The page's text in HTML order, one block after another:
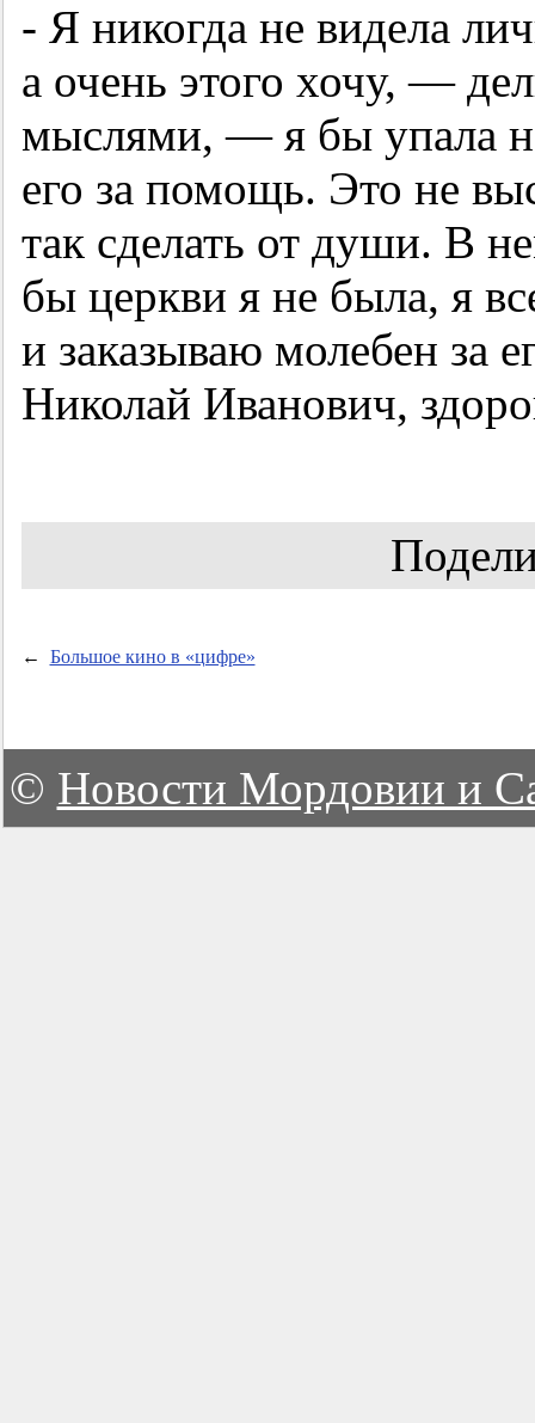
- Я никогда не видела
а очень этого хочу, —
мыслями, — я бы упала
его за помощь. Это не
так сделать от души. В
бы церкви я не была, я
и заказываю молебен за
Николай Иванович,
← Большое кино в «цифре»
© Новости Мордовии и